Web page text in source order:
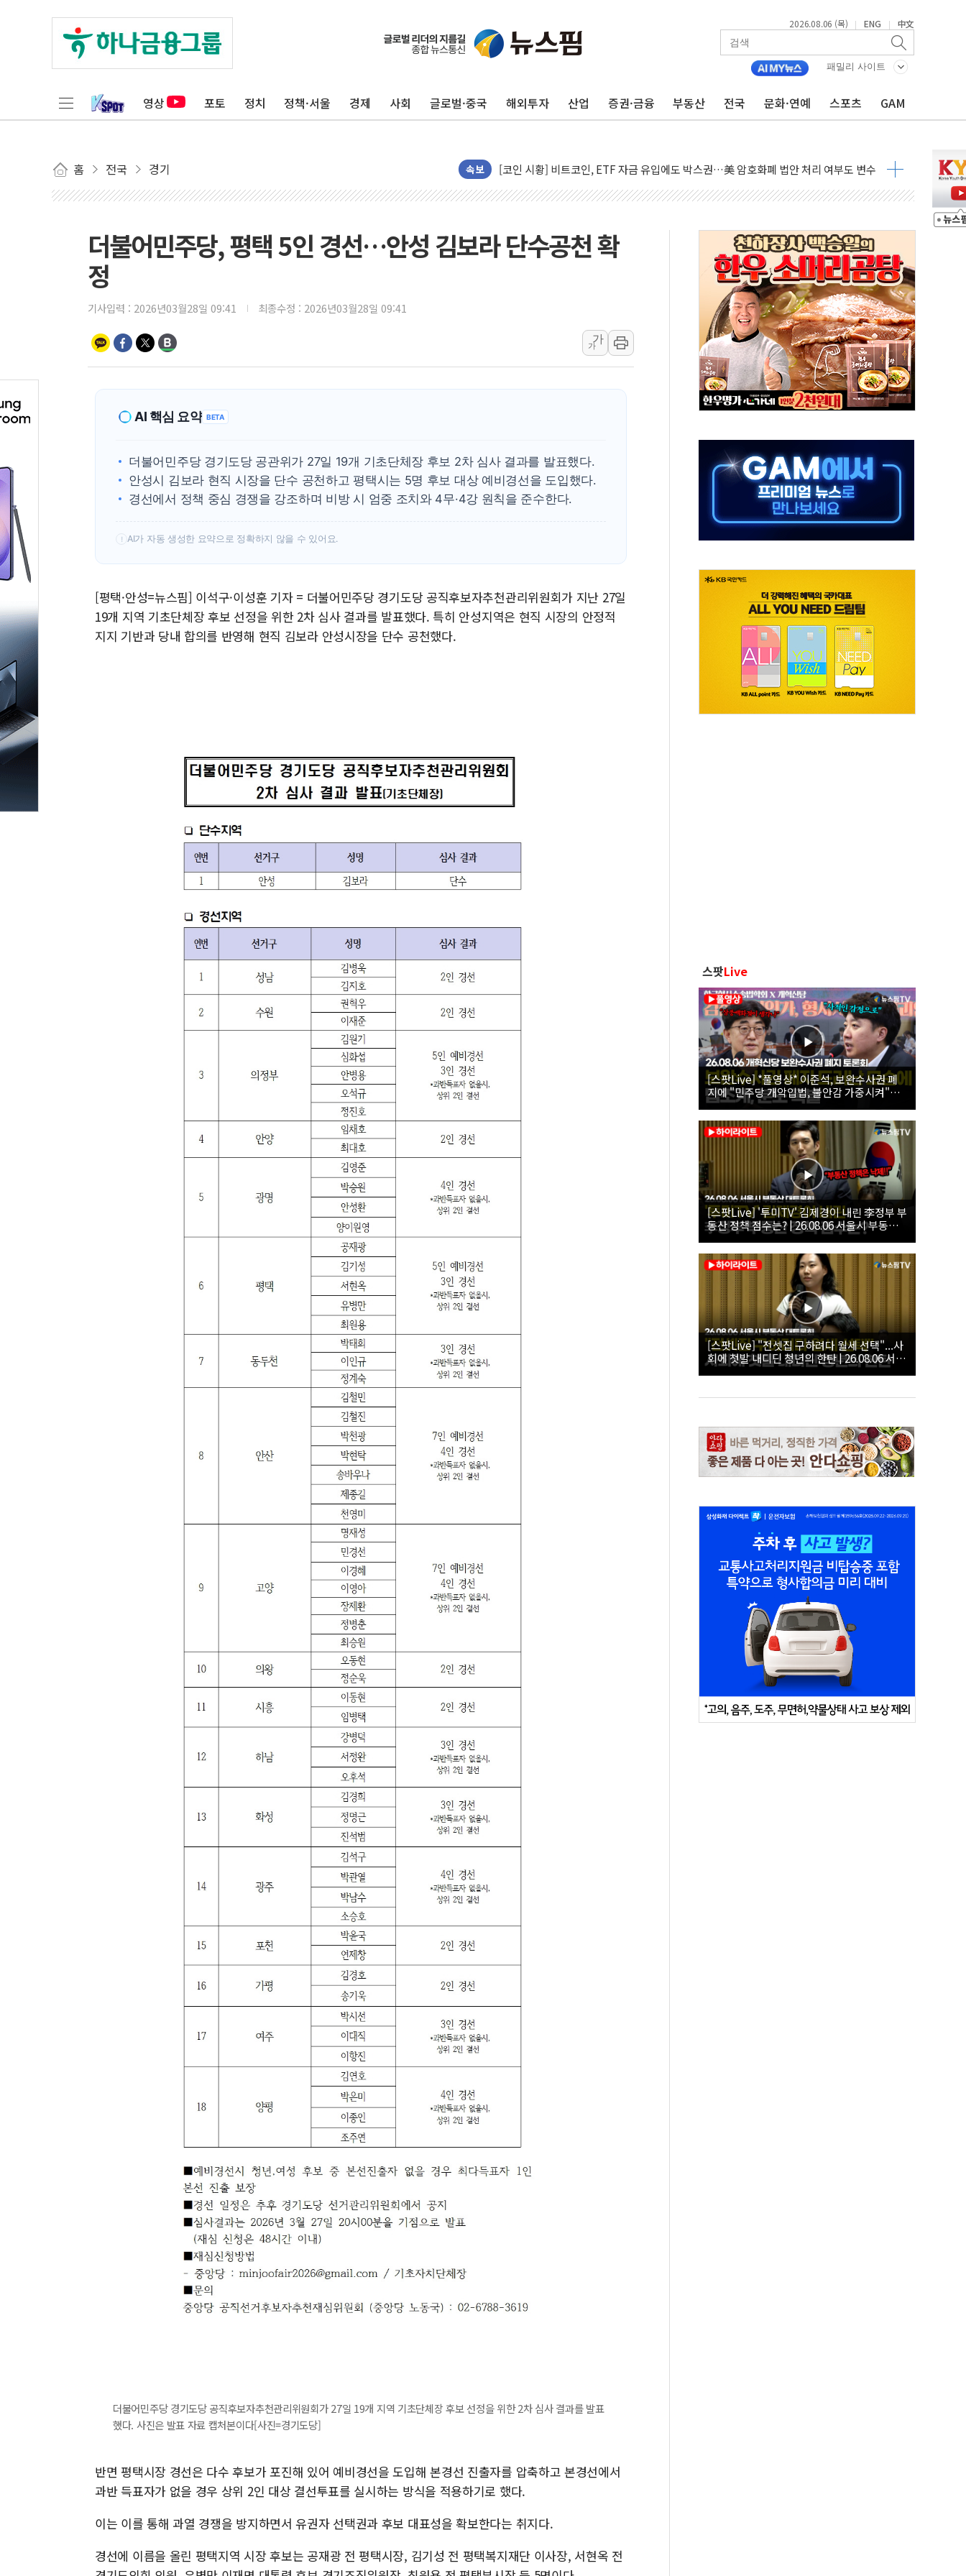
2026.08.06 (목) | ENG | 中文
패밀리 사이트
영상 포토 정치 정책·서울 경제 사회 글로벌·중국 해외투자 산업 증권·금융 부동산 전국 문화·연예 스포츠 GAM
홈 전국 경기 속보
해군과 함께하는 '불금전파, 송정' 시즌2
강원도 폭염특보 11일째…온열질환·가축 피해 최소화 '총력 대응'
[르포] 39도 폭염 속 잠실 개표소 시위 '62일째'..."대부분 여기서 상주"
강원·전라권 폭염중대경보 확대…온열질환자 2665명·사망 23명
양주 가전제품 창고서 화재…차량 3대·건물 1동 전소
[2보] 북한, 원산서 동해상 단거리 탄도미사일 발사
종로·중구 오피스 78%가 준공 10년 이상…리뉴얼이 경쟁력 가른다
법원, '관저 이전 봐주기 감사' 유병호 구속적부심 기각
성폭력 피해자 보호단체, 경찰수사개혁위에 보완수사권 폐지 우려 전달
우크라, 러 탄도미사일 공격에 속수무책… 패트리엇 미사일 지원, 작년의 3분의 1
"5.18은 북한 지령" 설교한 목사 불구속 송치
[종합] 특검, '양평' 원희룡 2차 조사…'당정대 회의' 한동훈·방기선 수사도 속도
[내일날씨] 절기상 '입추'에 폭염 절정…서울 한낮 39도
개혁신당 "민주, '盧 수사' 악연으로 형사사법 틀 바꿔…국민 불안감 가중"
CJ온스타일, 2분기 영업익 260억원…전년 比 21.2%↑
AI 연산은 포항, 전력 저장은 영광…지역펀드 9·10호 확정
더불어민주당, 평택 5인 경선…안성 김보라 단수공천 확
정
기사입력 : 2026년03월28일 09:41 최종수정 : 2026년03월28일 09:41
가
가
AI 핵심 요약 BETA
더불어민주당 경기도당 공관위가 27일 19개 기초단체장 후보 2차 심사 결과를 발표했다.
안성시 김보라 현직 시장을 단수 공천하고 평택시는 5명 후보 대상 예비경선을 도입했다.
경선에서 정책 중심 경쟁을 강조하며 비방 시 엄중 조치와 4무·4강 원칙을 준수한다.
! AI가 자동 생성한 요약으로 정확하지 않을 수 있어요.
[평택·안성=뉴스핌] 이석구·이성훈 기자 = 더불어민주당 경기도당 공직후보자추천관리위원회가 지난 27일
19개 지역 기초단체장 후보 선정을 위한 2차 심사 결과를 발표했다. 특히 안성지역은 현직 시장의 안정적
지지 기반과 당내 합의를 반영해 현직 김보라 안성시장을 단수 공천했다.
더불어민주당 경기도당 공직후보자추천관리위원회가 27일 19개 지역 기초단체장 후보 선정을 위한 2차 심사 결과를 발표
했다. 사진은 발표 자료 캡처본이다[사진=경기도당]
반면 평택시장 경선은 다수 후보가 포진해 있어 예비경선을 도입해 본경선 진출자를 압축하고 본경선에서
과반 득표자가 없을 경우 상위 2인 대상 결선투표를 실시하는 방식을 적용하기로 했다.
이는 이를 통해 과열 경쟁을 방지하면서 유권자 선택권과 후보 대표성을 확보한다는 취지다.
경선에 이름을 올린 평택지역 시장 후보는 공재광 전 평택시장, 김기성 전 평택복지재단 이사장, 서현옥 전
스팟Live
[스팟Live] *풀영상* 이준석, 보완수사권 폐
지에 "민주당 개악입법, 불안감 가중시켜"｜
26.08.06 개혁신당 보완수사권 폐지 토론회
[스팟Live] '투미TV' 김제경이 내린 李정부 부
동산 정책 점수는? | 26.08.06 서울시 부동산
대토론회
[스팟Live] "전셋집 구하려다 월세 선택"...사
회에 첫발 내디딘 청년의 한탄 | 26.08.06 서울
시 부동산 대토론회